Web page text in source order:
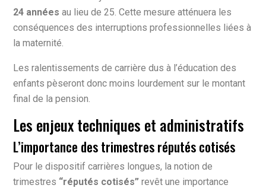
24 années au lieu de 25. Cette mesure atténuera les
conséquences des interruptions professionnelles liées à
la maternité.
Les ralentissements de carrière dus à l’éducation des
enfants pèseront donc moins lourdement sur le montant
final de la pension.
Les enjeux techniques et administratifs
L’importance des trimestres réputés cotisés
Pour le dispositif carrières longues, la notion de
trimestres “réputés cotisés” revêt une importance